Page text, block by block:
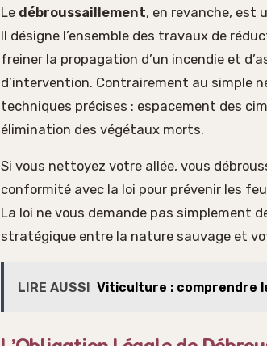
Le débroussaillement, en revanche,
Il désigne l’ensemble des travaux de
freiner la propagation d’un incendie et
d’intervention. Contrairement au simple
techniques précises : espacement des
élimination des végétaux morts.
Si vous nettoyez votre allée, vous
conformité avec la loi pour prévenir les
La loi ne vous demande pas simplement
stratégique entre la nature sauvage et
LIRE AUSSI Viticulture : comprendre